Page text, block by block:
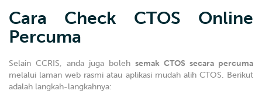
Cara Check CTOS Online
Percuma
Selain CCRIS, anda juga boleh semak CTOS secara percuma
melalui laman web rasmi atau aplikasi mudah alih CTOS. Berikut
adalah langkah-langkahnya: